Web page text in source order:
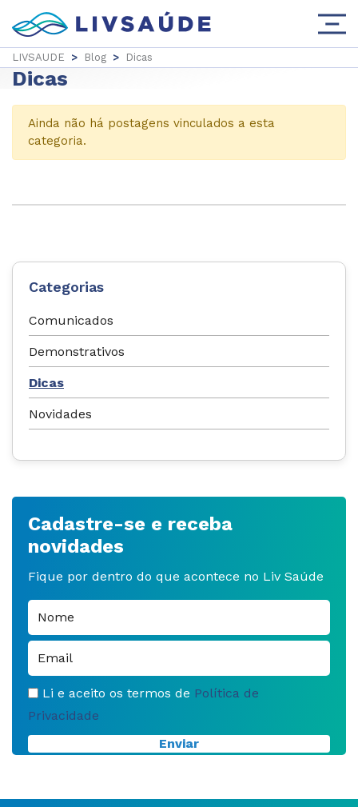
LIVSAUDE > Blog > Dicas
Dicas
Ainda não há postagens vinculados a esta
categoria.
Categorias
Comunicados
Demonstrativos
Dicas
Novidades
Cadastre-se e receba
novidades
Fique por dentro do que acontece no Liv Saúde
Li e aceito os termos de Política de
Privacidade